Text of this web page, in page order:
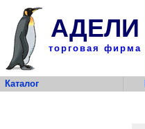
АДЕЛИ
торговая фирма
Каталог